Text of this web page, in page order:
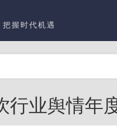
握时代机遇
行业舆情年